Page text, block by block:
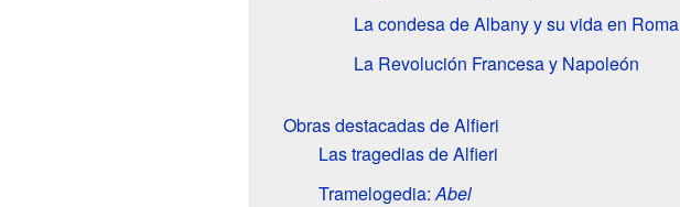
La condesa de Albany y su vida en Roma
La Revolución Francesa y Napoleón
Obras destacadas de Alfieri
Las tragedias de Alfieri
Tramelogedia:Abel